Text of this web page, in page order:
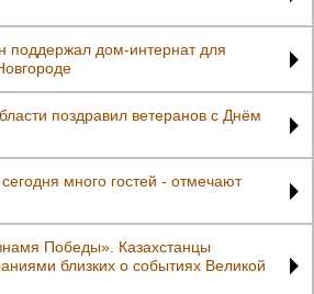
поддержал дом-интернат для
поздравил ветеранов с Днём
много гостей - отмечают
Победы». Казахстанцы
близких о событиях Великой